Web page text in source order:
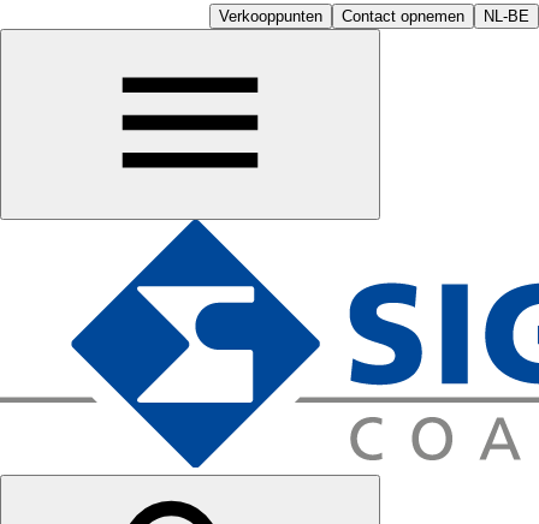
Verkooppunten Contact opnemen NL-BE